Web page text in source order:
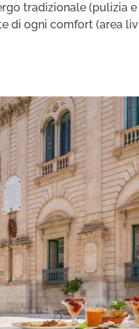
tradizionale (pulizia
di ogni comfort (area